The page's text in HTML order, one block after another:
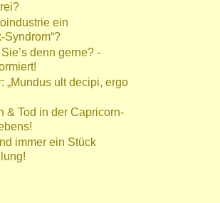
ein
Syndrom“?
denn gerne? -
„Mundus ult decipi, ergo
& Tod in der Capricorn-
immer ein Stück